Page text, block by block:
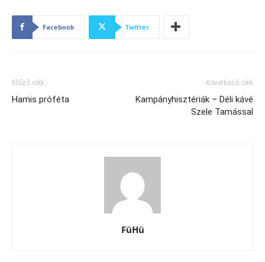
Facebook Twitter
Előző cikk
Hamis próféta
Következő cikk
Kampányhisztériák – Déli kávé
Szele Tamással
FüHü